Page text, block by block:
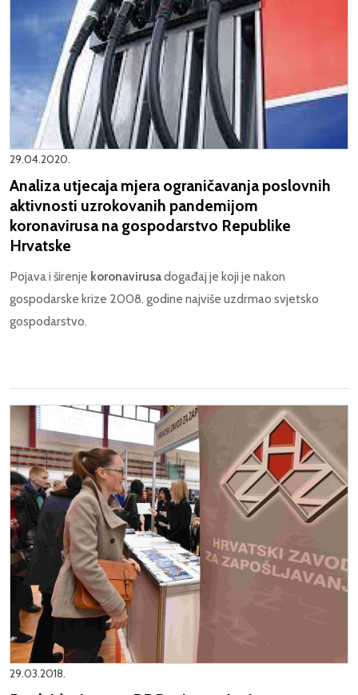
29.04.2020.
Analiza utjecaja mjera ograničavanja poslovnih
aktivnosti uzrokovanih pandemijom
koronavirusa na gospodarstvo Republike
Hrvatske
Pojava i širenje koronavirusadogađaj je koji je nakon
gospodarske krize 2008. godine najviše uzdrmao svjetsko
gospodarstvo.
29.03.2018.